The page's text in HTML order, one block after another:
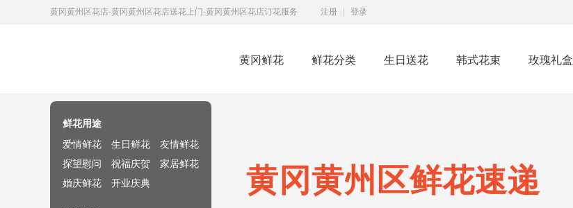
黄冈黄州区花店-黄冈黄州区花店送花上门-黄冈黄州区花店订花服务 注册 登录
黄冈鲜花 鲜花分类 生日送花 韩式花束 玫瑰礼盒
黄冈黄州区鲜花速递
鲜花用途
爱情鲜花
生日鲜花
友情鲜花
探望慰问
祝福庆贺
家居鲜花
婚庆鲜花
开业庆典